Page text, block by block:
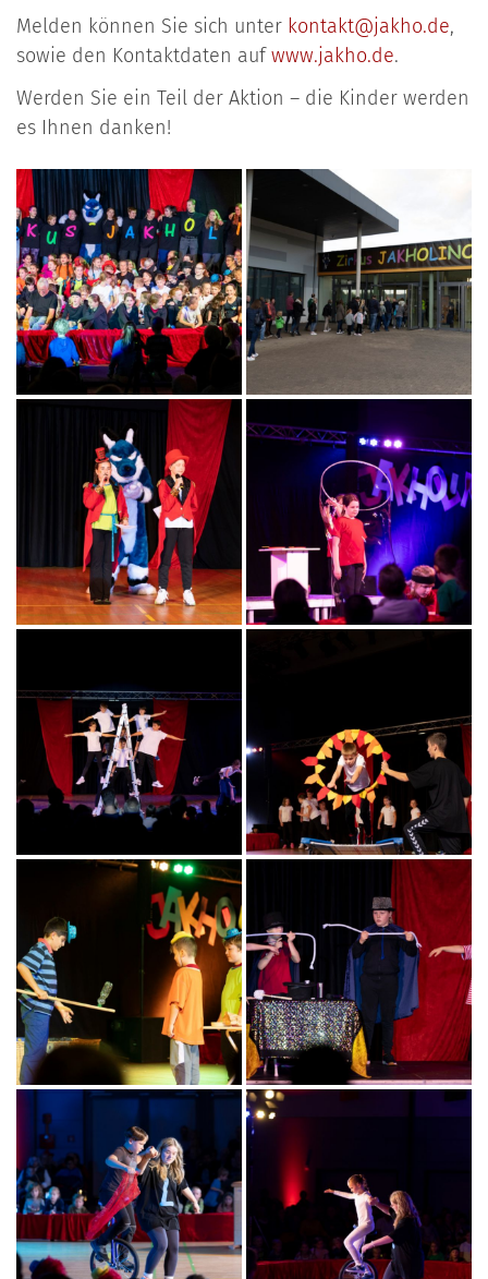
Melden können Sie sich unter kontakt@jakho.de,
sowie den Kontaktdaten aufwww.jakho.de.
Werden Sie ein Teil der Aktion – die Kinder werden
es Ihnen danken!